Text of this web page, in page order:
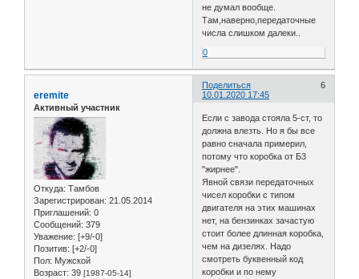
не думал вообще.
Там,наверно,передаточные
числа слишком далеки..
0
Поделиться
6
10.01.2020 17:45
eremite
Активный участник
Откуда: Тамбов
Зарегистрирован: 21.05.2014
Приглашений: 0
Сообщений: 379
Уважение: [+9/-0]
Позитив: [+2/-0]
Пол: Мужской
Возраст: 39 [1987-05-14]
Если с завода стояла 5-ст, то
должна влезть. Но я бы все
равно сначала примерил,
потому что коробка от Б3
"жирнее".
Явной связи передаточных
чисел коробки с типом
двигателя на этих машинах
нет, на бензинках зачастую
стоит более длинная коробка,
чем на дизелях. Надо
смотреть буквенный код
коробки и по нему